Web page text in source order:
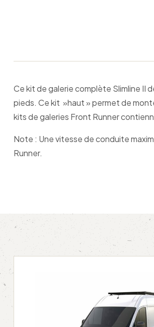
Ce kit de galerie complète Slimline II
pieds. Ce kit »haut » permet de
kits de galeries Front Runner
Note : Une vitesse de conduite
Runner.